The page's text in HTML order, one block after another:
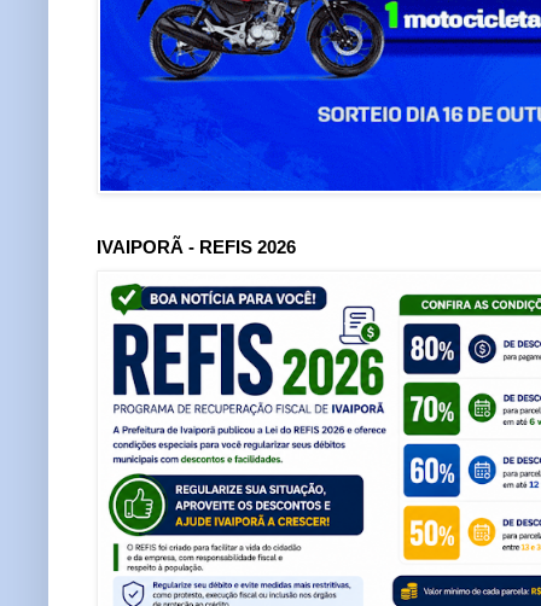
IVAIPORÃ - REFIS 2026